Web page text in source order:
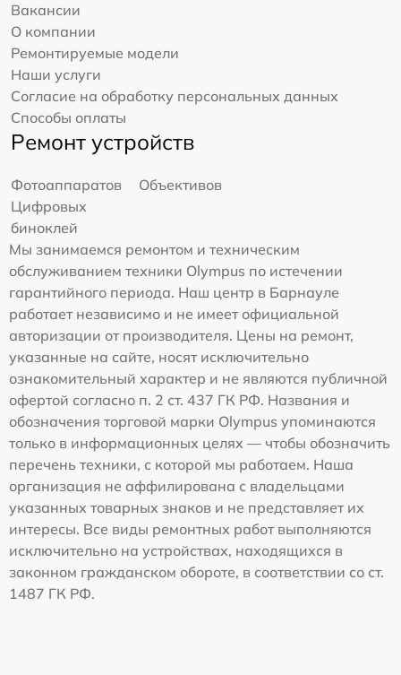
Вакансии
О компании
Ремонтируемые модели
Наши услуги
Согласие на обработку персональных данных
Способы оплаты
Ремонт устройств
Фотоаппаратов
Объективов
Цифровых
биноклей
Мы занимаемся ремонтом и техническим
обслуживанием техники Olympus по истечении
гарантийного периода. Наш центр в Барнауле
работает независимо и не имеет официальной
авторизации от производителя. Цены на ремонт,
указанные на сайте, носят исключительно
ознакомительный характер и не являются публичной
офертой согласно п. 2 ст. 437 ГК РФ. Названия и
обозначения торговой марки Olympus упоминаются
только в информационных целях — чтобы обозначить
перечень техники, с которой мы работаем. Наша
организация не аффилирована с владельцами
указанных товарных знаков и не представляет их
интересы. Все виды ремонтных работ выполняются
исключительно на устройствах, находящихся в
законном гражданском обороте, в соответствии со ст.
1487 ГК РФ.